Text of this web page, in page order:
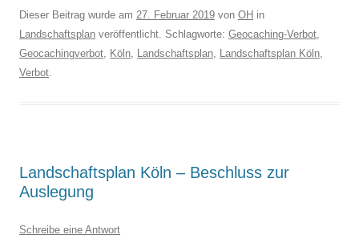
Dieser Beitrag wurde am 27. Februar 2019 von OH in
Landschaftsplan veröffentlicht. Schlagworte: Geocaching-Verbot,
Geocachingverbot, Köln, Landschaftsplan, Landschaftsplan Köln,
Verbot.
Landschaftsplan Köln – Beschluss zur
Auslegung
Schreibe eine Antwort